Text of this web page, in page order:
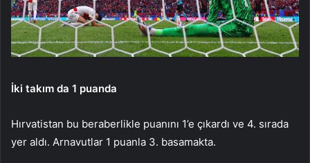
İki takım da 1 puanda
Hırvatistan bu beraberlikle puanını 1’e çıkardı ve 4. sırada
yer aldı. Arnavutlar 1 puanla 3. basamakta.